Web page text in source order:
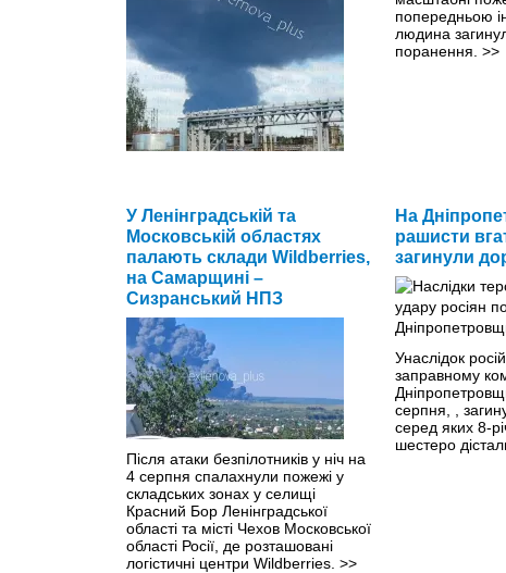
У ніч на 6 серпня російське місто
Ярославль опинилося під
ударами українських дронів:
атаки міг зазнати
нафтопереробний завод.
попередньою
людина
поранення. >>
У Ленінградській та
Московській областях
палають склади Wildberries,
на Самарщині –
Сизранський НПЗ
Після атаки безпілотників у ніч на
4 серпня спалахнули пожежі у
складських зонах у селищі
Красний Бор Ленінградської
області та місті Чехов Московської
області Росії, де розташовані
логістичні центри Wildberries. >>
На
рашисти
загинули
Унаслідок
заправному
серпня, ,
серед яких 8-
шестеро